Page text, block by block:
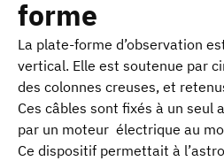
forme
La plate-forme d’observation
vertical. Elle est soutenue par
des colonnes creuses, et
Ces câbles sont fixés à un seul
par un moteur électrique au
Ce dispositif permettait à